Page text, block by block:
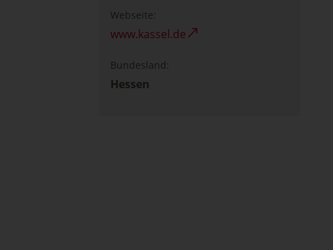
Webseite:
www.kassel.de
Bundesland:
Hessen